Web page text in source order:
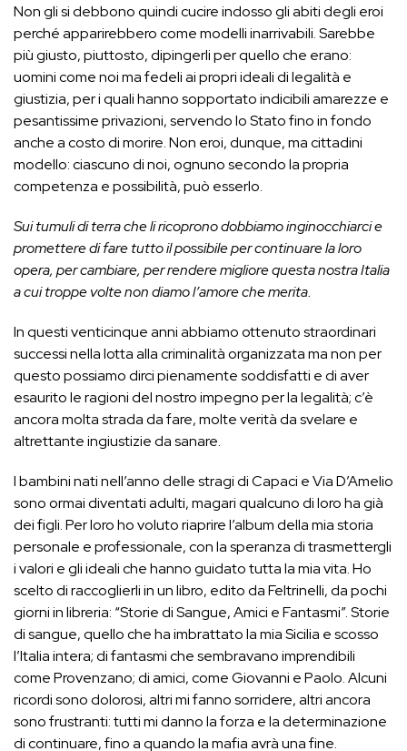
Non gli si debbono quindi cucire indosso gli abiti degli eroi
perché apparirebbero come modelli inarrivabili. Sarebbe
più giusto, piuttosto, dipingerli per quello che erano:
uomini come noi ma fedeli ai propri ideali di legalità e
giustizia, per i quali hanno sopportato indicibili amarezze e
pesantissime privazioni, servendo lo Stato fino in fondo
anche a costo di morire. Non eroi, dunque, ma cittadini
modello: ciascuno di noi, ognuno secondo la propria
competenza e possibilità, può esserlo.
Sui tumuli di terra che li ricoprono dobbiamo inginocchiarci e
promettere di fare tutto il possibile per continuare la loro
opera, per cambiare, per rendere migliore questa nostra Italia
a cui troppe volte non diamo l’amore che merita.
In questi venticinque anni abbiamo ottenuto straordinari
successi nella lotta alla criminalità organizzata ma non per
questo possiamo dirci pienamente soddisfatti e di aver
esaurito le ragioni del nostro impegno per la legalità; c’è
ancora molta strada da fare, molte verità da svelare e
altrettante ingiustizie da sanare.
I bambini nati nell’anno delle stragi di Capaci e Via D’Amelio
sono ormai diventati adulti, magari qualcuno di loro ha già
dei figli. Per loro ho voluto riaprire l’album della mia storia
personale e professionale, con la speranza di trasmettergli
i valori e gli ideali che hanno guidato tutta la mia vita. Ho
scelto di raccoglierli in un libro, edito da Feltrinelli, da pochi
giorni in libreria: “Storie di Sangue, Amici e Fantasmi”. Storie
di sangue, quello che ha imbrattato la mia Sicilia e scosso
l’Italia intera; di fantasmi che sembravano imprendibili
come Provenzano; di amici, come Giovanni e Paolo. Alcuni
ricordi sono dolorosi, altri mi fanno sorridere, altri ancora
sono frustranti: tutti mi danno la forza e la determinazione
di continuare, fino a quando la mafia avrà una fine.